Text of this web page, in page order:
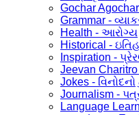
Gochar
Grammar -
Health - આરોગ્ય
Historical -
Inspiration -
Jeevan
Jokes -
Journalism -
Language